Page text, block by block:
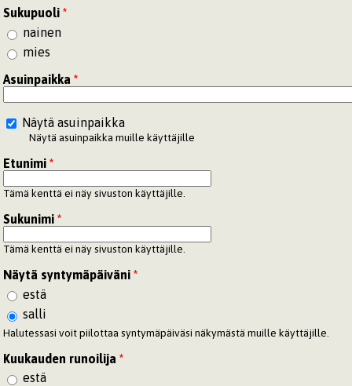
Sukupuoli*
nainen
mies
Asuinpaikka*
Näytä asuinpaikka
Näytä asuinpaikka muille käyttäjille
Etunimi*
Tämä kenttä ei näy sivuston käyttäjille.
Sukunimi*
Tämä kenttä ei näy sivuston käyttäjille.
Näytä syntymäpäiväni*
estä
salli
Halutessasi voit piilottaa syntymäpäiväsi näkymästä muille käyttäjille.
Kuukauden runoilija*
estä